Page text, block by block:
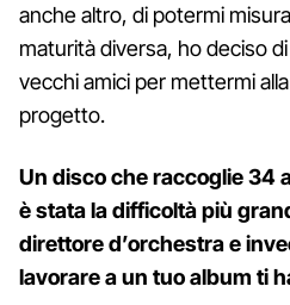
anche altro, di potermi
maturità diversa, ho deciso
vecchi amici per mettermi
progetto.
Un disco che raccoglie 34
è stata la difficoltà più
direttore d’orchestra e
lavorare a un tuo album ti